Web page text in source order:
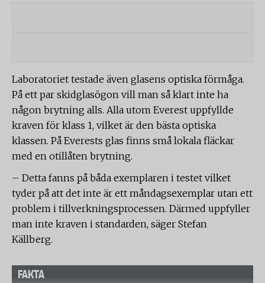
Laboratoriet testade även glasens optiska förmåga.
På ett par skidglasögon vill man så klart inte ha
någon brytning alls. Alla utom Everest uppfyllde
kraven för klass 1, vilket är den bästa optiska
klassen. På Everests glas finns små lokala fläckar
med en otillåten brytning.
– Detta fanns på båda exemplaren i testet vilket
tyder på att det inte är ett måndagsexemplar utan ett
problem i tillverkningsprocessen. Därmed uppfyller
man inte kraven i standarden, säger Stefan
Källberg.
FAKTA